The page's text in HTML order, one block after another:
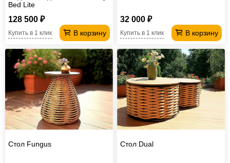
Bed Lite
128 500 ₽
В корзину
Купить в 1 клик
32 000 ₽
В корзину
Купить в 1 клик
Стол Fungus Стол Dual